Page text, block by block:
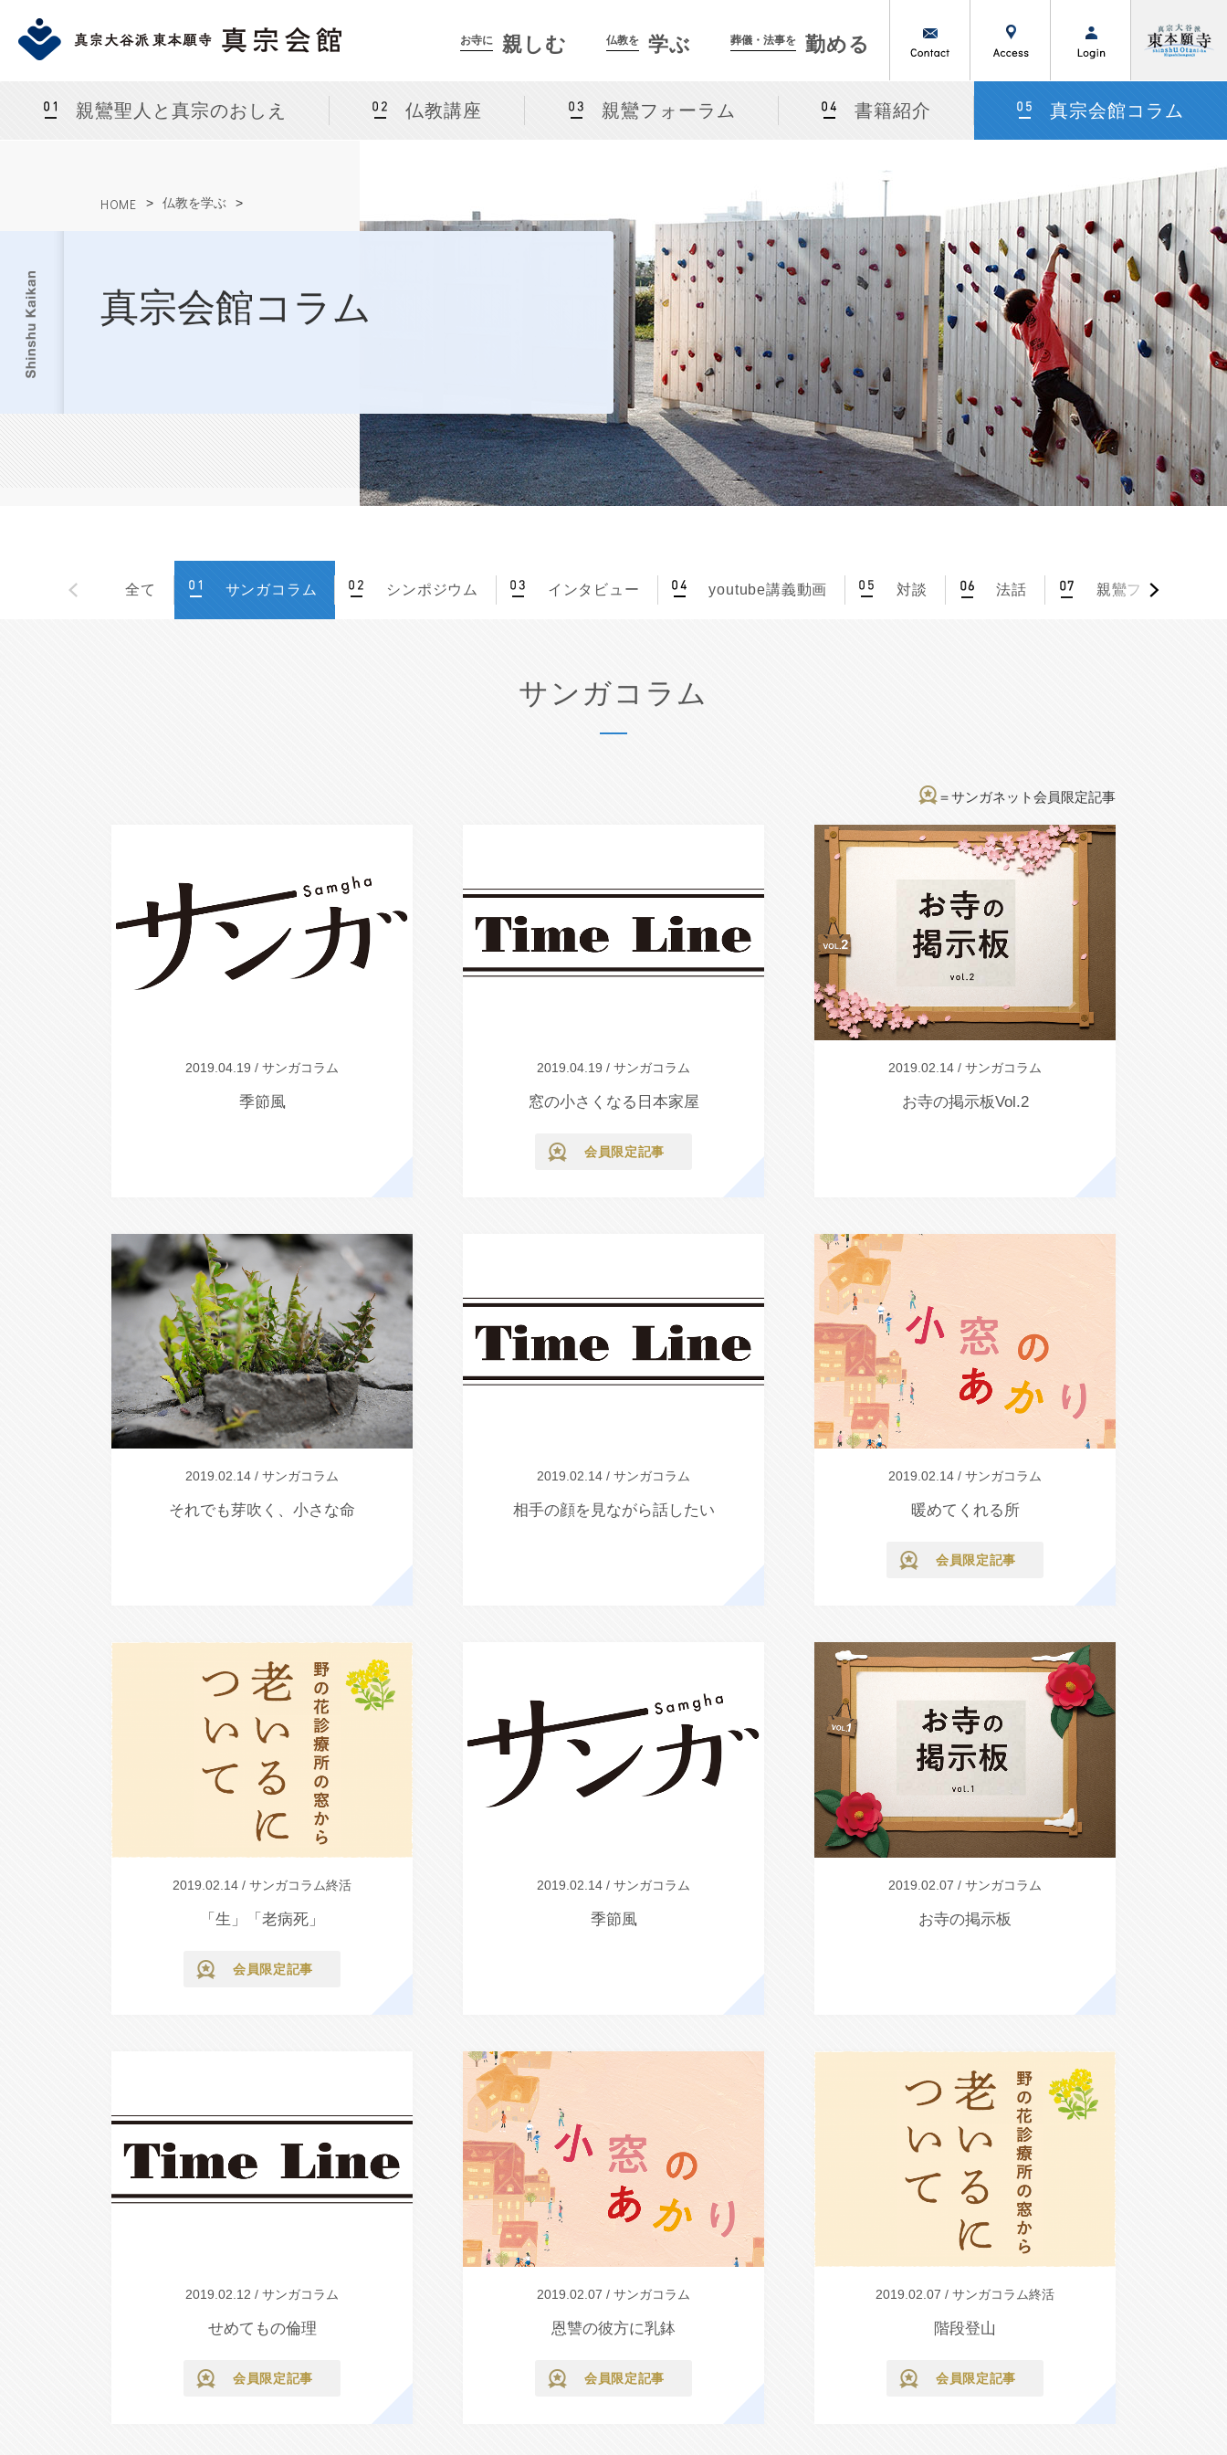
お寺に 親しむ 仏教を 学ぶ 葬儀・法事を 勤める
親鸞聖人と真宗のおしえ 仏教講座 親鸞フォーラム 書籍紹介 真宗会館コラム
HOME > 仏教を学ぶ >
真宗会館コラム
全て サンガコラム シンポジウム インタビュー youtube講義動画 対談 法話 親鸞フォーラム
サンガコラム
＝サンガネット会員限定記事
2019.04.19 / サンガコラム
季節風
2019.04.19 / サンガコラム
窓の小さくなる日本家屋
会員限定記事
2019.02.14 / サンガコラム
お寺の掲示板Vol.2
2019.02.14 / サンガコラム
それでも芽吹く、小さな命
2019.02.14 / サンガコラム
相手の顔を見ながら話したい
2019.02.14 / サンガコラム
暖めてくれる所
会員限定記事
2019.02.14 / サンガコラム終活
「生」「老病死」
会員限定記事
2019.02.14 / サンガコラム
季節風
2019.02.07 / サンガコラム
お寺の掲示板
2019.02.12 / サンガコラム
せめてもの倫理
会員限定記事
2019.02.07 / サンガコラム
恩讐の彼方に乳鉢
会員限定記事
2019.02.07 / サンガコラム終活
階段登山
会員限定記事